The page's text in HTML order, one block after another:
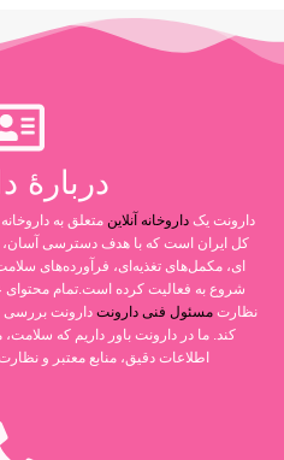
دربارۀ
دارونت یکداروخانه آنلاین متعلق به
کل ایران است که با هدف دسترسی آسان،
شروع به فعالیت کرده است.تمام
نظارتمسئول فنی دارونت دارونت بررسی
کند. ما در دارونت باور داریم که
اطلاعات دقیق، منابع معتبر و